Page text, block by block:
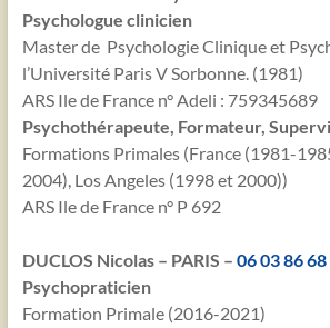
Psychologue clinicien
Master de Psychologie Clinique et
l’Université Paris V Sorbonne. (1981)
ARS Ile de France n° Adeli : 759345689
Psychothérapeute, Formateur,
Formations Primales (France (1981-
2004), Los Angeles (1998 et 2000))
ARS Ile de France n° P 692
DUCLOS Nicolas – PARIS – 06 03 86 68
Psychopraticien
Formation Primale (2016-2021)